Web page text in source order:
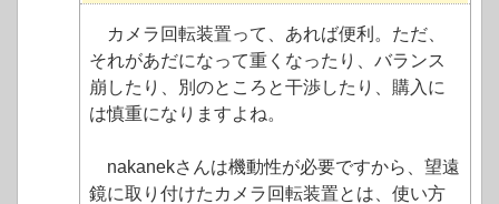
カメラ回転装置って、あれば便利。ただ、
それがあだになって重くなったり、バランス
崩したり、別のところと干渉したり、購入に
は慎重になりますよね。
nakanekさんは機動性が必要ですから、望遠
鏡に取り付けたカメラ回転装置とは、使い方